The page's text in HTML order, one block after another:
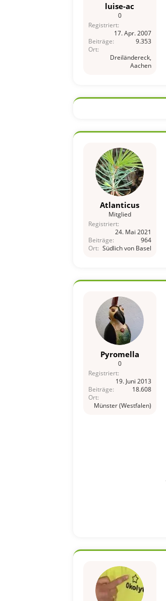
luise-ac
0
Registriert
17. Apr. 2007
Beiträge
9.353
Ort
Dreiländereck,
Aachen
Atlanticus
Mitglied
Registriert
24. Mai 2021
Beiträge
964
Ort
Südlich von Basel
Pyromella
0
Registriert
19. Juni 2013
Beiträge
18.608
Ort
Münster (Westfalen)